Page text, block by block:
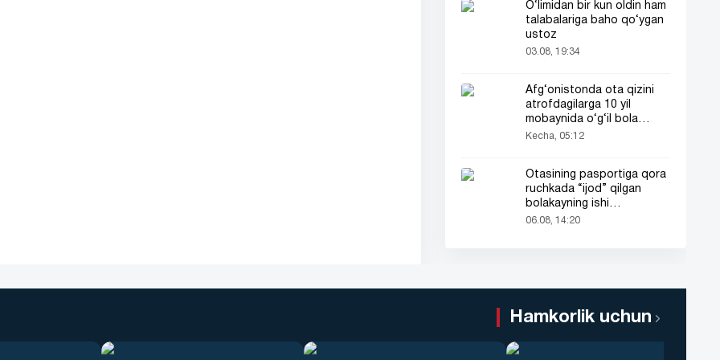
O‘limidan bir kun oldin ham
talabalariga baho qo‘ygan
ustoz
03.08, 19:34
Afg‘onistonda ota qizini
atrofdagilarga 10 yil
mobaynida o‘g‘il bola
sifatida tanishtirdi
Kecha, 05:12
Otasining pasportiga qora
ruchkada “ijod” qilgan
bolakayning ishi
barchaning diqqatini tortdi
06.08, 14:20
Hamkorlik uchun